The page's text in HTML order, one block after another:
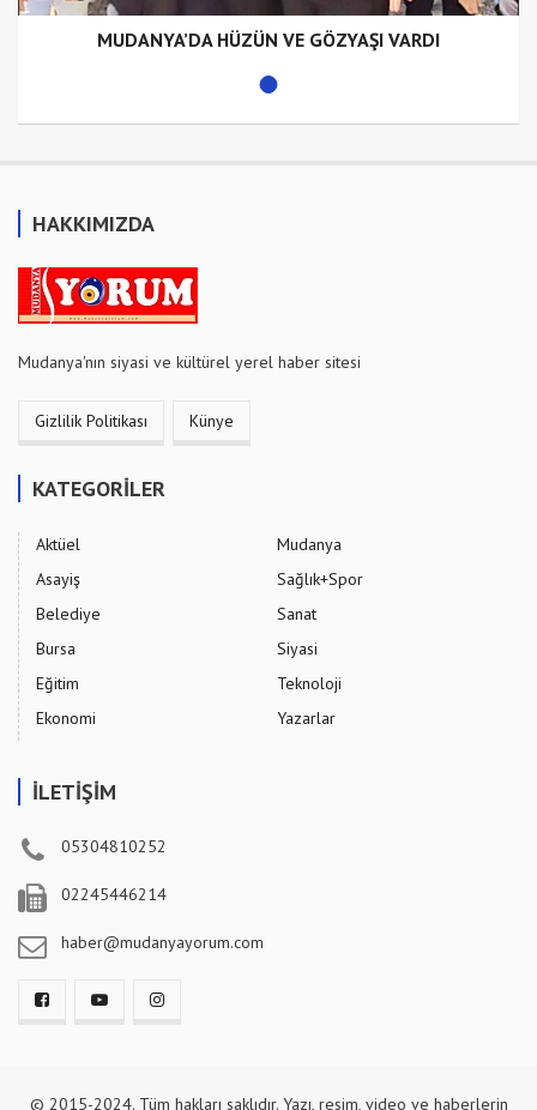
MUDANYA’DA HÜZÜN VE GÖZYAŞI VARDI
HAKKIMIZDA
Mudanya'nın siyasi ve kültürel yerel haber sitesi
Gizlilik Politikası Künye
KATEGORİLER
Aktüel
Asayiş
Belediye
Bursa
Eğitim
Ekonomi
Mudanya
Sağlık+Spor
Sanat
Siyasi
Teknoloji
Yazarlar
İLETİŞİM
05304810252
02245446214
haber@mudanyayorum.com
© 2015-2024. Tüm hakları saklıdır. Yazı, resim, video ve haberlerin